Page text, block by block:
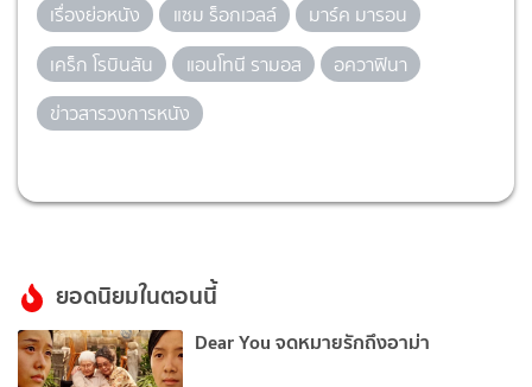
เรื่องย่อหนัง
แซม ร็อกเวลล์
มาร์ค มารอน
เคร็ก โรบินสัน
แอนโทนี รามอส
อควาฟินา
ข่าวสารวงการหนัง
ยอดนิยมในตอนนี้
Dear You จดหมายรักถึงอาม่า